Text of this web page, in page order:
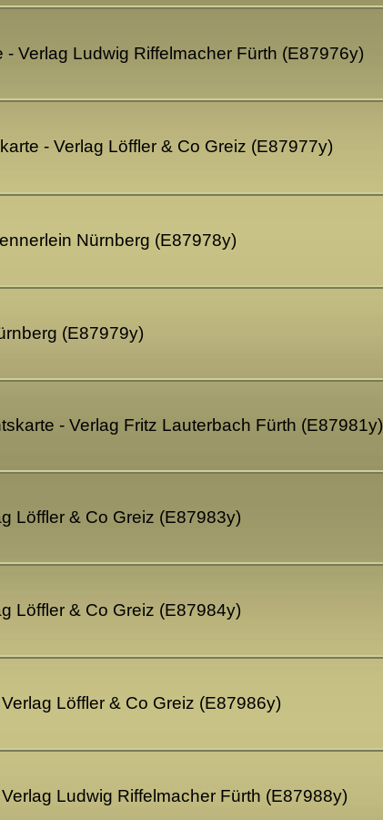
Verlag Ludwig Riffelmacher Fürth (E87976y)
- Verlag Löffler & Co Greiz (E87977y)
Nürnberg (E87978y)
(E87979y)
- Verlag Fritz Lauterbach Fürth (E87981y)
Löffler & Co Greiz (E87983y)
Löffler & Co Greiz (E87984y)
Löffler & Co Greiz (E87986y)
Ludwig Riffelmacher Fürth (E87988y)